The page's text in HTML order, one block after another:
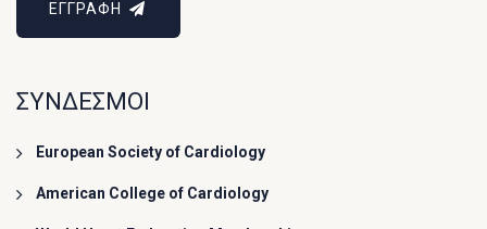
ΕΓΓΡΑΦΗ
ΣΥΝΔΕΣΜΟΙ
European Society of Cardiology
American College of Cardiology